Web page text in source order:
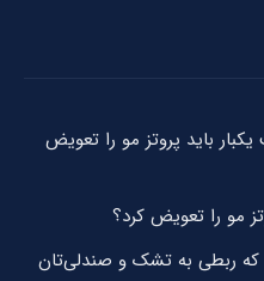
باید پروتز مو را تعویض
مو را تعویض کرد؟
که ربطی به تشک و صندلی‌تان